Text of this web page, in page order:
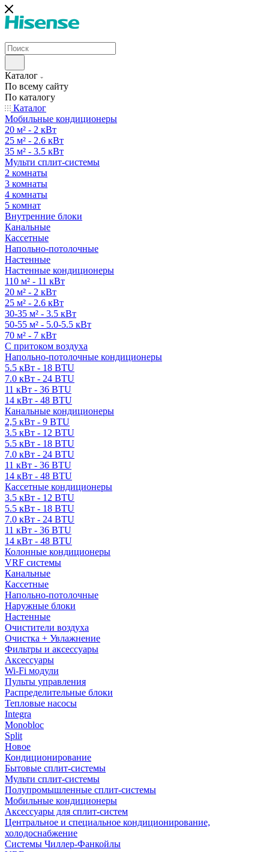
Каталог
По всему сайту
По каталогу
Каталог
Мобильные кондиционеры
20 м² - 2 кВт
25 м² - 2.6 кВт
35 м² - 3.5 кВт
Мульти сплит-системы
2 комнаты
3 комнаты
4 комнаты
5 комнат
Внутренние блоки
Канальные
Кассетные
Напольно-потолочные
Настенные
Настенные кондиционеры
110 м² - 11 кВт
20 м² - 2 кВт
25 м² - 2.6 кВт
30-35 м² - 3.5 кВт
50-55 м² - 5.0-5.5 кВт
70 м² - 7 кВт
С притоком воздуха
Напольно-потолочные кондиционеры
5.5 кВт - 18 BTU
7.0 кВт - 24 BTU
11 кВт - 36 BTU
14 кВт - 48 BTU
Канальные кондиционеры
2,5 кВт - 9 BTU
3.5 кВт - 12 BTU
5.5 кВт - 18 BTU
7.0 кВт - 24 BTU
11 кВт - 36 BTU
14 кВт - 48 BTU
Кассетные кондиционеры
3.5 кВт - 12 BTU
5.5 кВт - 18 BTU
7.0 кВт - 24 BTU
11 кВт - 36 BTU
14 кВт - 48 BTU
Колонные кондиционеры
VRF системы
Канальные
Кассетные
Напольно-потолочные
Наружные блоки
Настенные
Очистители воздуха
Очистка + Увлажнение
Фильтры и аксессуары
Аксессуары
Wi-Fi модули
Пульты управления
Распределительные блоки
Тепловые насосы
Integra
Monobloc
Split
Новое
Кондиционирование
Бытовые сплит-системы
Мульти сплит-системы
Полупромышленные сплит-системы
Мобильные кондиционеры
Аксессуары для сплит-систем
Центральное и специальное кондиционирование,
холодоснабжение
Системы Чиллер-Фанкойлы